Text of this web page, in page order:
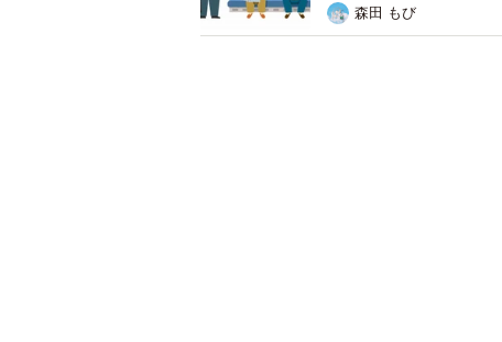
1,000円×2（往復）×90日×3倍＝54万円
森田 もび